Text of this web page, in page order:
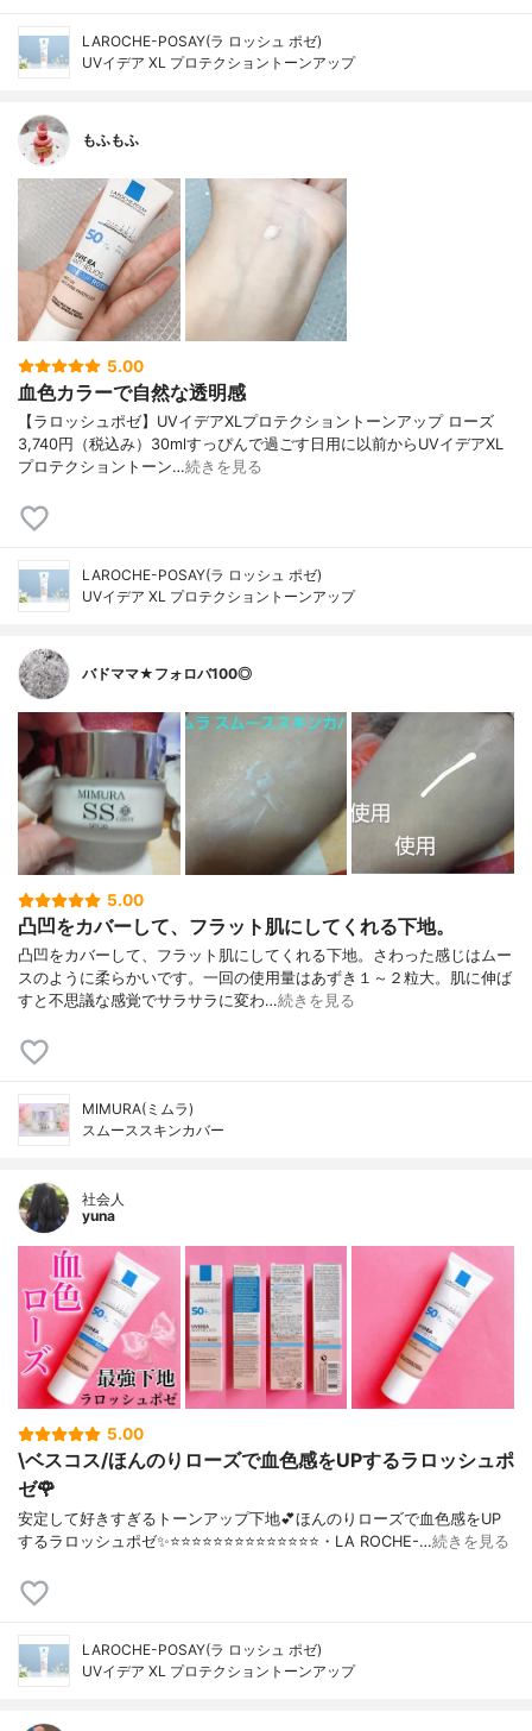
LAROCHE-POSAY(ラ ロッシュ ポゼ)
UVイデア XL プロテクショントーンアップ
もふもふ
5.00
血色カラーで自然な透明感
【ラロッシュポゼ】UVイデアXLプロテクショントーンアップ ローズ
3,740円（税込み）30mlすっぴんで過ごす日用に以前からUVイデアXL
プロテクショントーン…続きを見る
LAROCHE-POSAY(ラ ロッシュ ポゼ)
UVイデア XL プロテクショントーンアップ
バドママ★フォロバ100◎
5.00
凸凹をカバーして、フラット肌にしてくれる下地。
凸凹をカバーして、フラット肌にしてくれる下地。さわった感じはムー
スのように柔らかいです。一回の使用量はあずき１～２粒大。肌に伸ば
すと不思議な感覚でサラサラに変わ…続きを見る
MIMURA(ミムラ)
スムーススキンカバー
社会人
yuna
5.00
\ベスコス/ほんのりローズで血色感をUPするラロッシュポ
ゼ🌹
安定して好きすぎるトーンアップ下地💕ほんのりローズで血色感をUP
するラロッシュポゼ✨⭐️⭐️⭐️⭐️⭐️⭐️⭐️⭐️⭐️⭐️⭐️⭐️⭐️⭐️・LA ROCHE-…続きを見る
LAROCHE-POSAY(ラ ロッシュ ポゼ)
UVイデア XL プロテクショントーンアップ